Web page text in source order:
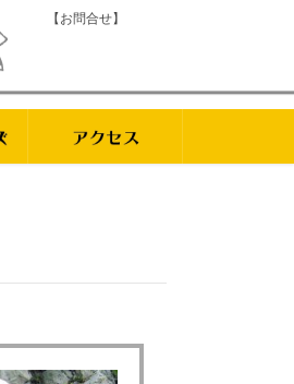
【お問合せ】